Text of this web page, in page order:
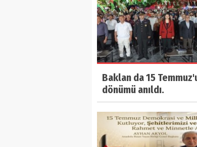
Baklan da 15
dönümü anıldı.